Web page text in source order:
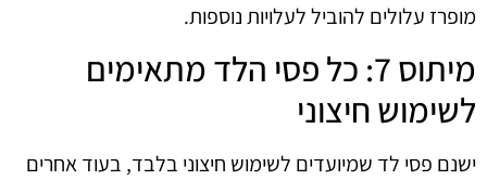
מופרז עלולים להוביל לעלויות נוספות.
מיתוס 7: כל פסי הלד מתאימים
לשימוש חיצוני
ישנם פסי לד שמיועדים לשימוש חיצוני בלבד, בעוד אחרים